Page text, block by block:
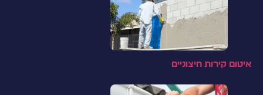
איטום קירות חיצוניים